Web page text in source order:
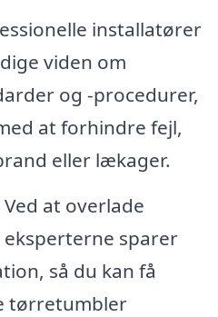
installatører
viden om
og -procedurer,
at forhindre fejl,
eller lækager.
Ved at overlade
sparer
så du kan få
tørretumbler